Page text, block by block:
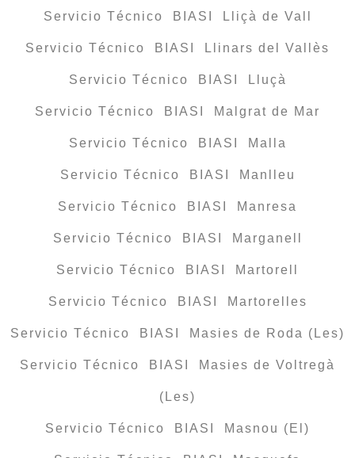
Servicio Técnico BIASI Lliçà de Vall
Servicio Técnico BIASI Llinars del Vallès
Servicio Técnico BIASI Lluçà
Servicio Técnico BIASI Malgrat de Mar
Servicio Técnico BIASI Malla
Servicio Técnico BIASI Manlleu
Servicio Técnico BIASI Manresa
Servicio Técnico BIASI Marganell
Servicio Técnico BIASI Martorell
Servicio Técnico BIASI Martorelles
Servicio Técnico BIASI Masies de Roda (Les)
Servicio Técnico BIASI Masies de Voltregà
(Les)
Servicio Técnico BIASI Masnou (El)